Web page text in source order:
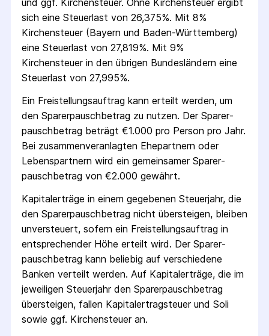
und ggf. Kirchensteuer. Ohne Kirchensteuer ergibt
sich eine Steuerlast von 26,375%. Mit 8%
Kirchensteuer (Bayern und Baden-Württemberg)
eine Steuerlast von 27,819%. Mit 9%
Kirchensteuer in den übrigen Bundesländern eine
Steuerlast von 27,995%.
Ein Freistellungs­auftrag kann erteilt werden, um
den Sparer­pausch­betrag zu nutzen. Der Sparer­
pausch­betrag beträgt €1.000 pro Person pro Jahr.
Bei zusammenveranlagten Ehepartnern oder
Lebenspartnern wird ein gemeinsamer Sparer­
pausch­betrag von €2.000 gewährt.
Kapitalerträge in einem gegebenen Steuerjahr, die
den Sparer­pausch­betrag nicht übersteigen, bleiben
unversteuert, sofern ein Freistellungs­auftrag in
entsprechender Höhe erteilt wird. Der Sparer­
pausch­betrag kann beliebig auf verschiedene
Banken verteilt werden. Auf Kapitalerträge, die im
jeweiligen Steuerjahr den Sparer­pausch­betrag
übersteigen, fallen Kapital­ertrag­steuer und Soli
sowie ggf. Kirchensteuer an.